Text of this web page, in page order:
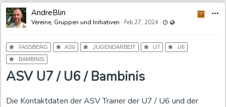
AndreBlin
Vereine, Gruppen und Initiativen · Feb 27, 2024 · Last updated Feb
FASSBERG ASV JUGENDARBEIT U7
U6
BAMBINIS
ASV U7 / U6 / Bambinis
Die Kontaktdaten der ASV Trainer der U7 / U6 und der